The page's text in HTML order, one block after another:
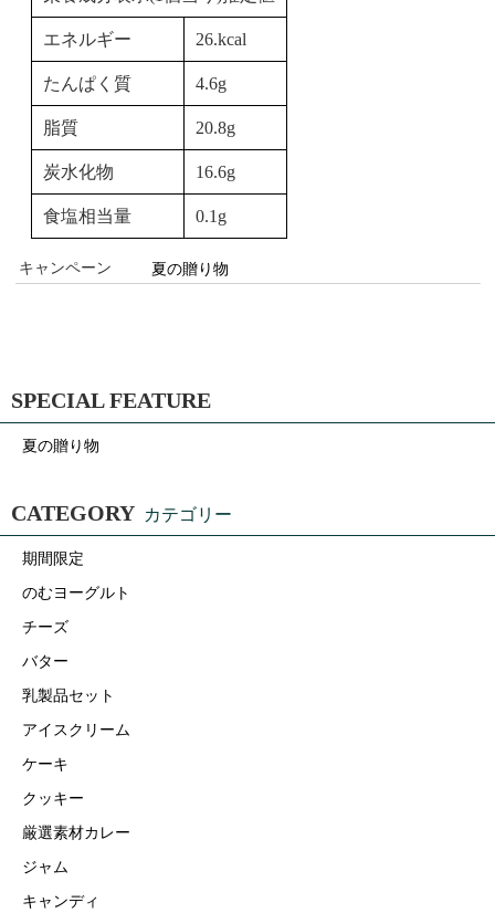
エネルギー 26.kcal
たんぱく質 4.6g
脂質 20.8g
炭水化物 16.6g
食塩相当量 0.1g
キャンペーン 夏の贈り物
SPECIAL FEATURE
夏の贈り物
CATEGORY カテゴリー
期間限定
のむヨーグルト
チーズ
バター
乳製品セット
アイスクリーム
ケーキ
クッキー
厳選素材カレー
ジャム
キャンディ